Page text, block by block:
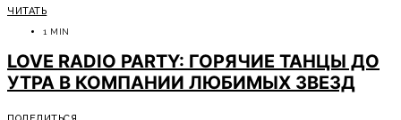
ЧИТАТЬ
1 MIN
LOVE RADIO PARTY: ГОРЯЧИЕ ТАНЦЫ ДО
УТРА В КОМПАНИИ ЛЮБИМЫХ ЗВЕЗД